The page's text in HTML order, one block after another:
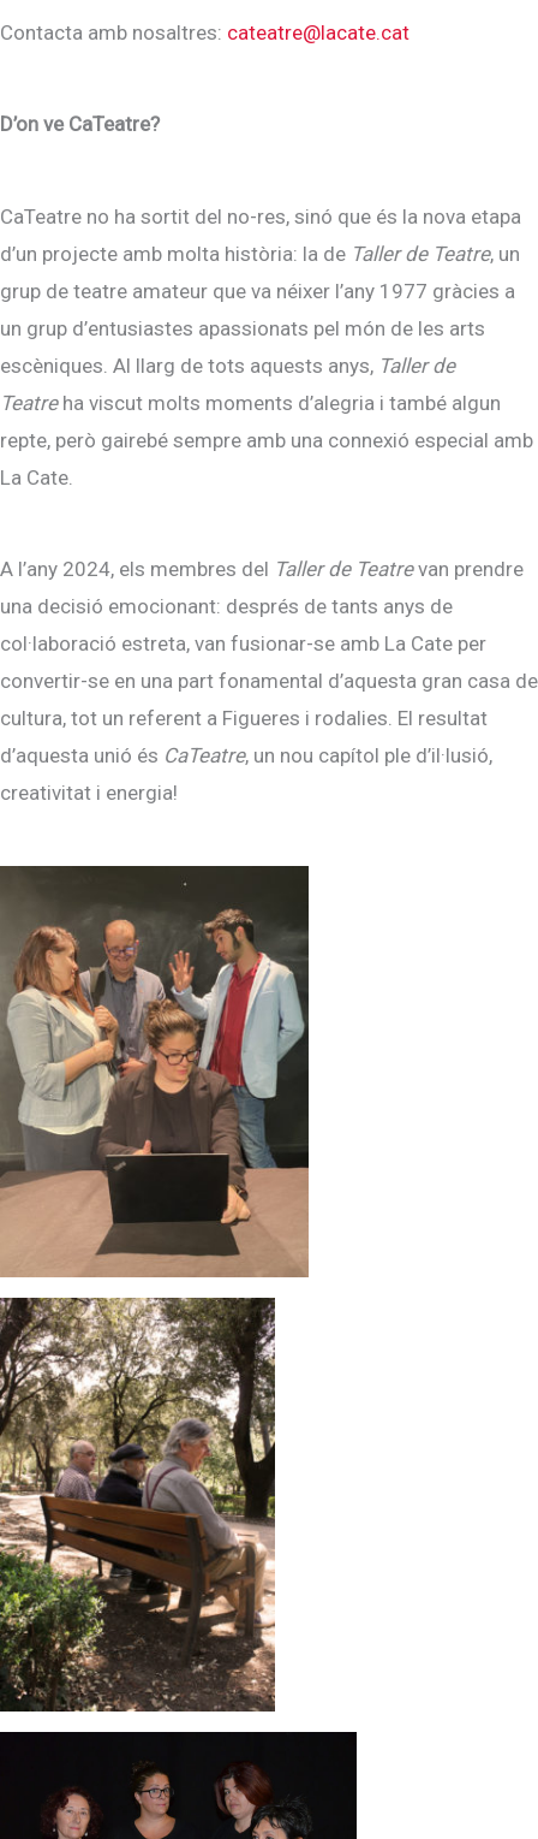
Contacta amb nosaltres: cateatre@lacate.cat
D’on ve CaTeatre?
CaTeatre no ha sortit del no-res, sinó que és la nova etapa
d’un projecte amb molta història: la de Taller de Teatre, un
grup de teatre amateur que va néixer l’any 1977 gràcies a
un grup d’entusiastes apassionats pel món de les arts
escèniques. Al llarg de tots aquests anys, Taller de
Teatreha viscut molts moments d’alegria i també algun
repte, però gairebé sempre amb una connexió especial amb
La Cate.
A l’any 2024, els membres del Taller de Teatrevan prendre
una decisió emocionant: després de tants anys de
col·laboració estreta, van fusionar-se amb La Cate per
convertir-se en una part fonamental d’aquesta gran casa de
cultura, tot un referent a Figueres i rodalies. El resultat
d’aquesta unió és CaTeatre, un nou capítol ple d’il·lusió,
creativitat i energia!